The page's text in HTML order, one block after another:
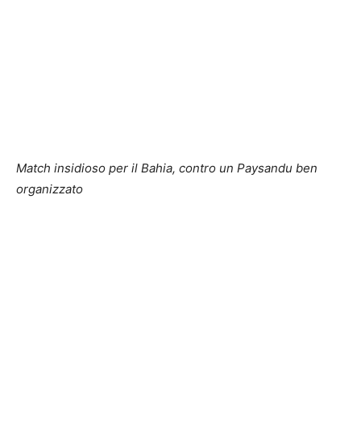
Match insidioso per il Bahia, contro un Paysandu ben
organizzato